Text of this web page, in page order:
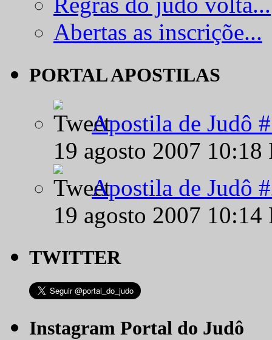
Abertas as inscriçõe...
PORTAL APOSTILAS
Apostila de Judô
19 agosto 2007
Apostila de Judô
19 agosto 2007
TWITTER
Instagram Portal do Judô